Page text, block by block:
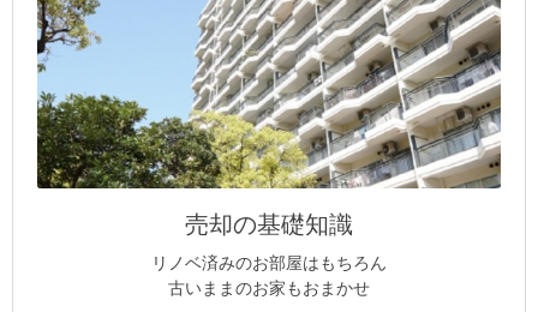
売却の基礎知識
リノベ済みのお部屋はもちろん
古いままのお家もおまかせ